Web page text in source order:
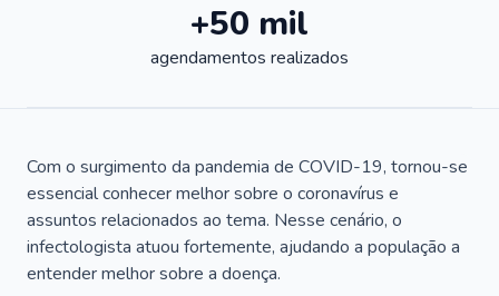
+50 mil
agendamentos realizados
Com o surgimento da pandemia de COVID-19, tornou-se
essencial conhecer melhor sobre o coronavírus e
assuntos relacionados ao tema. Nesse cenário, o
infectologista atuou fortemente, ajudando a população a
entender melhor sobre a doença.